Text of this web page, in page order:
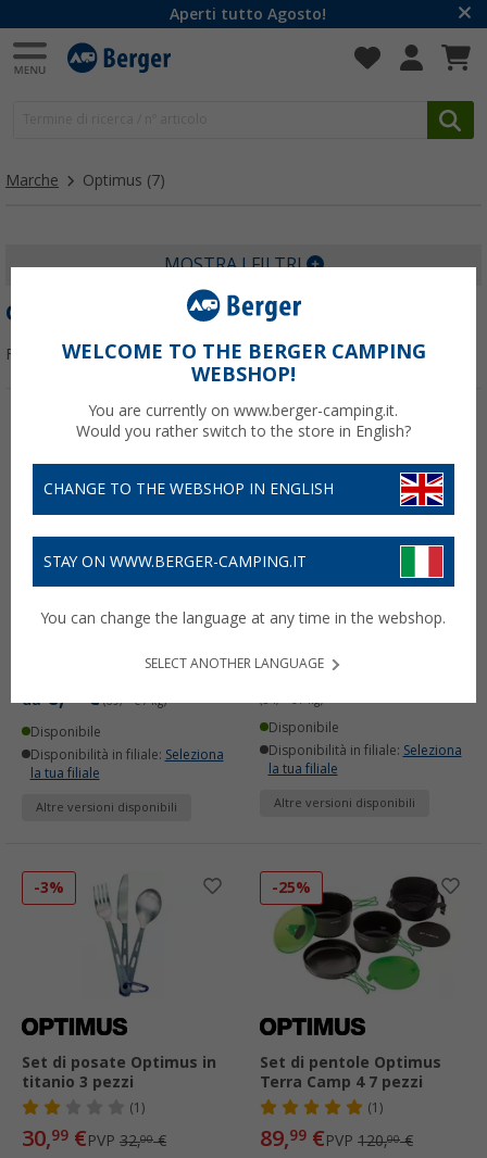
Aperti tutto Agosto!
Marche Optimus (7)
MOSTRA I FILTRI
OPTIMUS
Filtrare per:
Cartuccia gas universale
Optimus con valvola a
da6, € (69, € / kg)
Disponibile
Disponibilità in filiale: Seleziona
la tua filiale
Altre versioni disponibili
-20%
Cartuccia gas Optimus 4-
Season con valvola a vite
€
Disponibile
Disponibilità in filiale: Seleziona
la tua filiale
Altre versioni disponibili
-3%
Set di posate Optimus in
titanio 3 pezzi
(1)
30,99 €PVP 32,00€
-25%
Set di pentole Optimus
Terra Camp 4 7 pezzi
(1)
89,99 €PVP 120,00€
WELCOME TO THE BERGER CAMPING
WEBSHOP!
You are currently on www.berger-camping.it.
Would you rather switch to the store in English?
CHANGE TO THE WEBSHOP IN ENGLISH
STAY ON WWW.BERGER-CAMPING.IT
You can change the language at any time in the webshop.
SELECT ANOTHER LANGUAGE